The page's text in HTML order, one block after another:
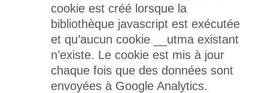
cookie est créé lorsque la
bibliothèque javascript est exécutée
et qu’aucun cookie __utma existant
n’existe. Le cookie est mis à jour
chaque fois que des données sont
envoyées à Google Analytics.